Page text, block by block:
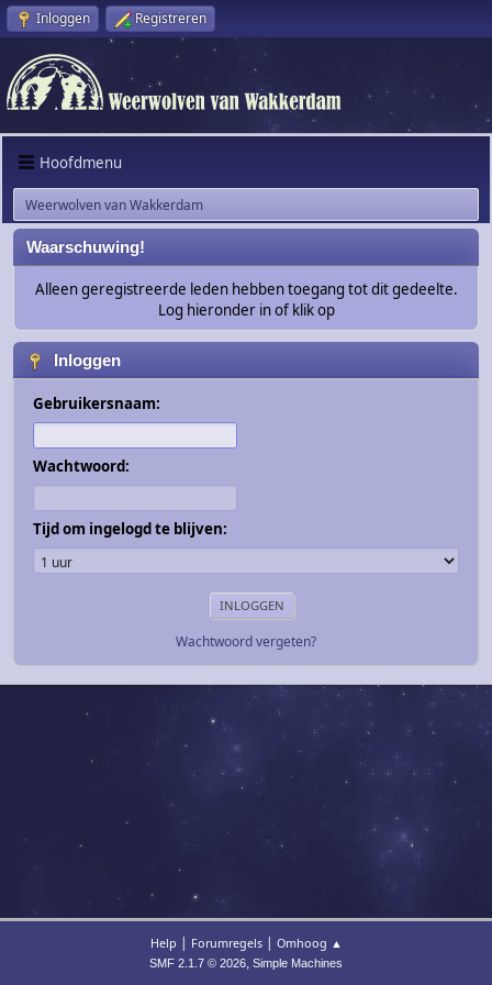
Inloggen Registreren
Hoofdmenu
Weerwolven van Wakkerdam
Waarschuwing!
Alleen geregistreerde leden hebben toegang tot dit gedeelte.
Log hieronder in of klik op
Inloggen
Gebruikersnaam:
Wachtwoord:
Tijd om ingelogd te blijven:
Wachtwoord vergeten?
Help | Forumregels| Omhoog ▲
SMF 2.1.7 © 2026, Simple Machines